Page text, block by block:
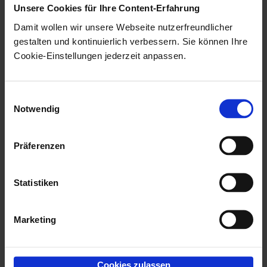
Unsere Cookies für Ihre Content-Erfahrung
Damit wollen wir unsere Webseite nutzerfreundlicher
gestalten und kontinuierlich verbessern. Sie können Ihre
Cookie-Einstellungen jederzeit anpassen.
Notwendig
Präferenzen
Statistiken
Marketing
Cookies zulassen
MS Outlook für
enaio® Outlook
Microsoft
Outlook
2021,
2024,
ClickToRun
Für
Das
POP3-
Es